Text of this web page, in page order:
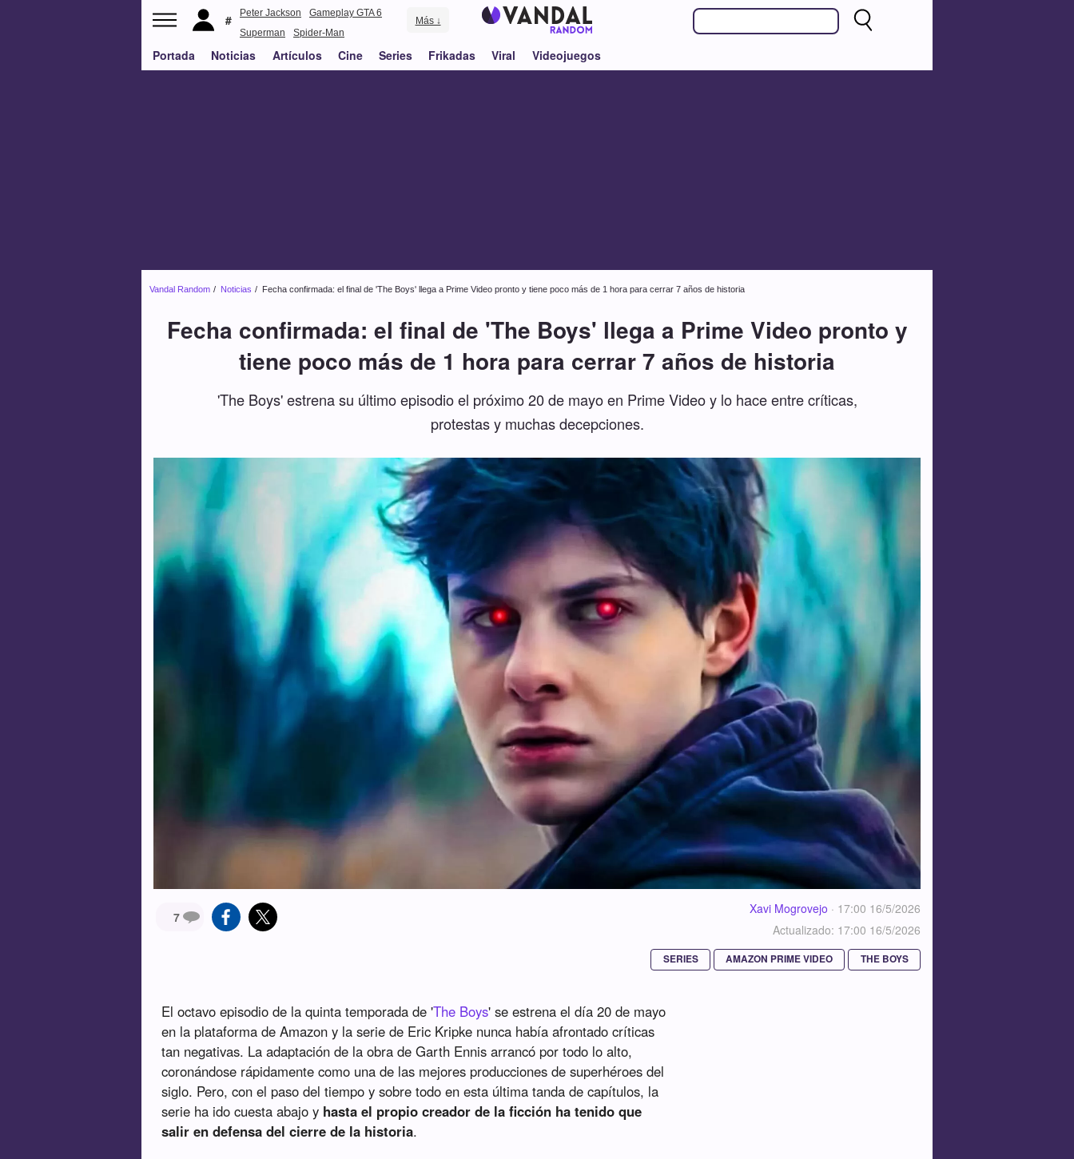
Peter Jackson
Gameplay GTA 6
Superman
Spider-Man
Más ↓
Portada Noticias Artículos Cine Series Frikadas Viral Videojuegos
Vandal Random Noticias Fecha confirmada: el final de 'The Boys' llega a Prime Video pronto y tiene poco más de 1 hora para cerrar 7 años de historia
Fecha confirmada: el final de 'The Boys' llega a Prime Video pronto y
tiene poco más de 1 hora para cerrar 7 años de historia
'The Boys' estrena su último episodio el próximo 20 de mayo en Prime Video y lo hace entre críticas,
protestas y muchas decepciones.
7
Xavi Mogrovejo · 17:00 16/5/2026
Actualizado: 17:00 16/5/2026
SERIES AMAZON PRIME VIDEO THE BOYS
El octavo episodio de la quinta temporada de 'The Boys' se estrena el día 20 de mayo
en la plataforma de Amazon y la serie de Eric Kripke nunca había afrontado críticas
tan negativas. La adaptación de la obra de Garth Ennis arrancó por todo lo alto,
coronándose rápidamente como una de las mejores producciones de superhéroes del
siglo. Pero, con el paso del tiempo y sobre todo en esta última tanda de capítulos, la
serie ha ido cuesta abajo y hasta el propio creador de la ficción ha tenido que
salir en defensa del cierre de la historia.